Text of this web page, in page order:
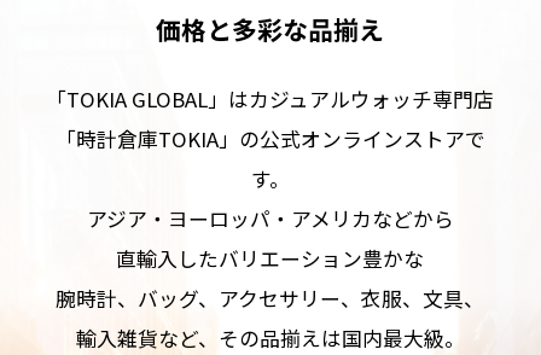
価格と多彩な品揃え
「TOKIA GLOBAL」はカジュアルウォッチ専門店
「時計倉庫TOKIA」の公式オンラインストアで
す。
アジア・ヨーロッパ・アメリカなどから
直輸入したバリエーション豊かな
腕時計、バッグ、アクセサリー、衣服、文具、
輸入雑貨など、その品揃えは国内最大級。